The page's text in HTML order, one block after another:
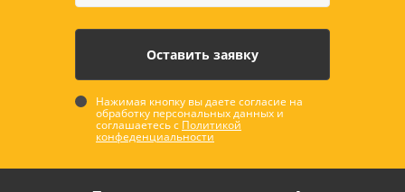
Нажимая кнопку вы даете согласие на
обработку персональных данных и
соглашаетесь с Политикой
конфеденциальности